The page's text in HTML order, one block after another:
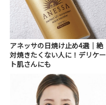
アネッサの日焼け止め4選｜絶
対焼きたくない人に！デリケー
ト肌さんにも